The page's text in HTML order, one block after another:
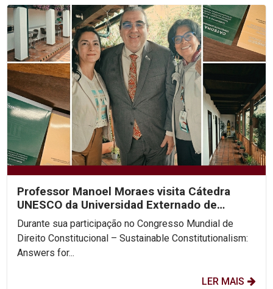
Professor Manoel Moraes visita Cátedra
UNESCO da Universidad Externado de
Colombia
Durante sua participação no Congresso Mundial de
Direito Constitucional – Sustainable Constitutionalism:
Answers for...
LER MAIS